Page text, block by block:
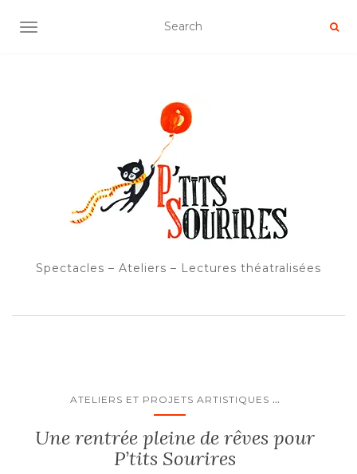
OUVRIR/FERMER LA NAVIGATION
Spectacles – Ateliers – Lectures théatralisées
ATELIERS ET PROJETS ARTISTIQUES ...
Une rentrée pleine de rêves pour
P’tits Sourires